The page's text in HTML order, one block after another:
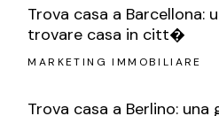
Trova casa a Barcellona:
trovare casa in citt�
MARKETING IMMOBILIARE
Trova casa a Berlino: